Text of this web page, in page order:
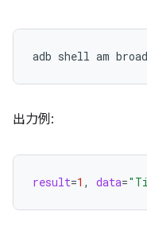
adb shell am
出力例:
result=1 , data=